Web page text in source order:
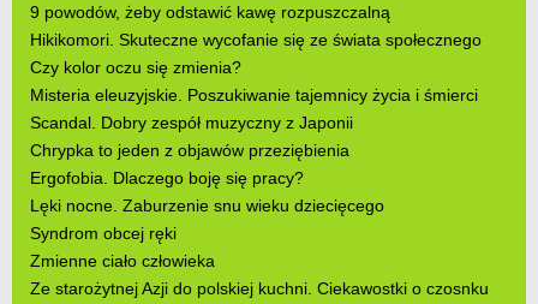
9 powodów, żeby odstawić kawę rozpuszczalną
Hikikomori. Skuteczne wycofanie się ze świata społecznego
Czy kolor oczu się zmienia?
Misteria eleuzyjskie. Poszukiwanie tajemnicy życia i śmierci
Scandal. Dobry zespół muzyczny z Japonii
Chrypka to jeden z objawów przeziębienia
Ergofobia. Dlaczego boję się pracy?
Lęki nocne. Zaburzenie snu wieku dziecięcego
Syndrom obcej ręki
Zmienne ciało człowieka
Ze starożytnej Azji do polskiej kuchni. Ciekawostki o czosnku